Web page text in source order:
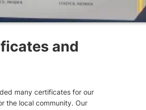
and
many certificates for our
the local community. Our